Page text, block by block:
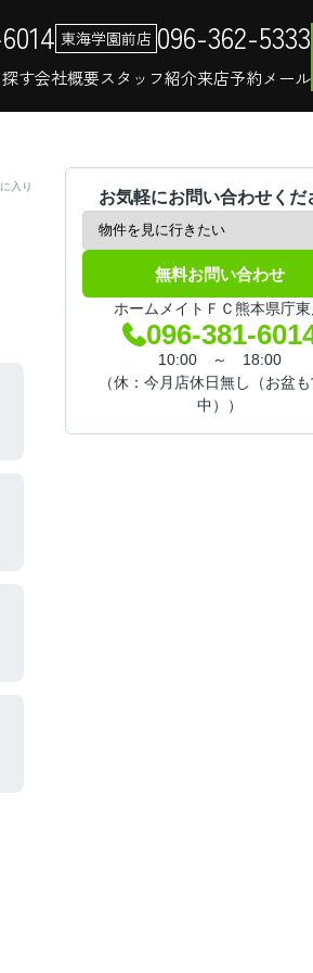
東海学園前店 096-362-5333
す会社概要スタッフ紹介来店予約メール
入り
お気軽にお問い合わせくだ
無料お問い合わせ
ホームメイトＦＣ熊本県庁
096-381-
10:00 ～ 18:00
（休：今月店休日無し（お盆
中））